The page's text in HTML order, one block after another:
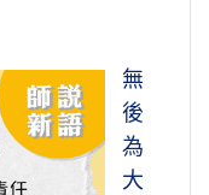
無
後
為
大